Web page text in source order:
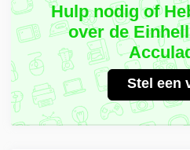
Hulp nodig of
over de
Stel een